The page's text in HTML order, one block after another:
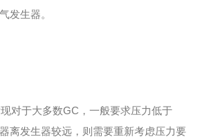
发生器。
于大多数GC，一般要求压力低于
离发生器较远，则需要重新考虑压力要